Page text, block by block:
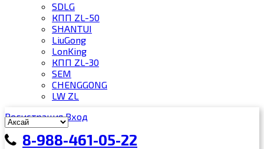
SDLG
КПП ZL-50
SHANTUI
LiuGong
LonKing
КПП ZL-30
SEM
CHENGGONG
LW ZL
Регистрация Вход
8-988-461-05-22